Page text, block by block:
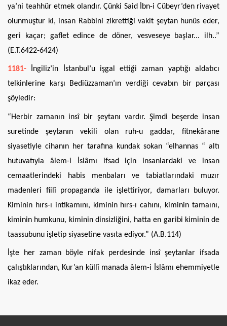
ya’ni teahhür etmek olandır. Çünki Said İbn-i Cübeyr’den rivayet
olunmuştur ki, insan Rabbini zikrettiği vakit şeytan hunûs eder,
geri kaçar; gaflet edince de döner, vesveseye başlar... ilh..”
(E.T.6422-6424)
1181- İngiliz’in İstanbul’u işgal ettiği zaman yaptığı aldatıcı
telkinlerine karşı Bediüzzaman’ın verdiği cevabın bir parçası
şöyledir:
“Herbir zamanın insî bir şeytanı vardır. Şimdi beşerde insan
suretinde şeytanın vekili olan ruh-u gaddar, fitnekârane
siyasetiyle cihanın her tarafına kundak sokan “elhannas “ altı
hutuvatıyla âlem-i İslâmı ifsad için insanlardaki ve insan
cemaatlerindeki habis menbaları ve tabiatlarındaki muzır
madenleri fiilî propaganda ile işlettiriyor, damarları buluyor.
Kiminin hırs-ı intikamını, kiminin hırs-ı cahını, kiminin tamaını,
kiminin humkunu, kiminin dinsizliğini, hatta en garibi kiminin de
taassubunu işletip siyasetine vasıta ediyor.” (A.B.114)
İşte her zaman böyle nifak perdesinde insî şeytanlar ifsada
çalıştıklarından, Kur’an küllî manada âlem-i İslâmı ehemmiyetle
ikaz eder.